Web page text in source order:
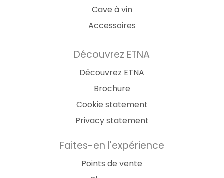
Cave à vin
Accessoires
Découvrez ETNA
Découvrez ETNA
Brochure
Cookie statement
Privacy statement
Faites-en l'expérience
Points de vente